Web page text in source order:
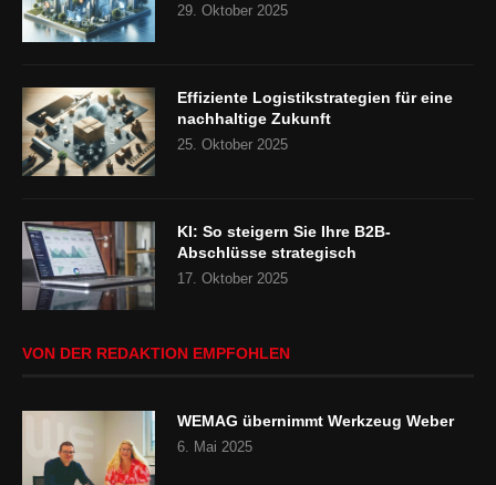
29. Oktober 2025
Effiziente Logistikstrategien für eine
nachhaltige Zukunft
25. Oktober 2025
KI: So steigern Sie Ihre B2B-
Abschlüsse strategisch
17. Oktober 2025
VON DER REDAKTION EMPFOHLEN
WEMAG übernimmt Werkzeug Weber
6. Mai 2025